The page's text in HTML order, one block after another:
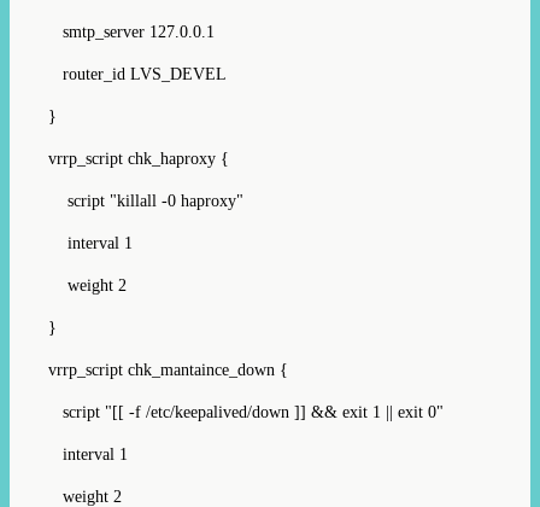
smtp_server 127.0.0.1
router_id LVS_DEVEL
}
vrrp_script chk_haproxy {
script "killall -0 haproxy"
interval 1
weight 2
}
vrrp_script chk_mantaince_down {
script "[[ -f /etc/keepalived/down ]] && exit 1 || exit 0"
interval 1
weight 2